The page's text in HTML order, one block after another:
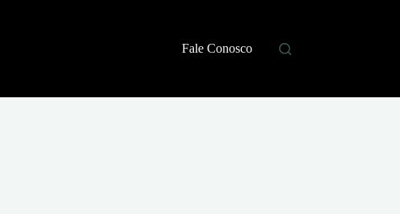
Fale Conosco